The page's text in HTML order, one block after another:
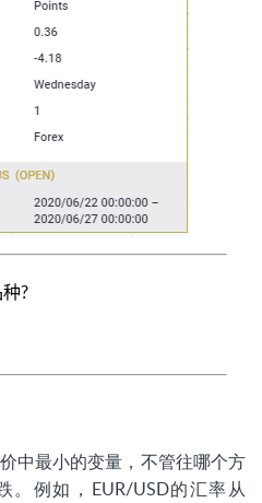
?
中最小的变量，不管往哪个方
。例如，EUR/USD的汇率从